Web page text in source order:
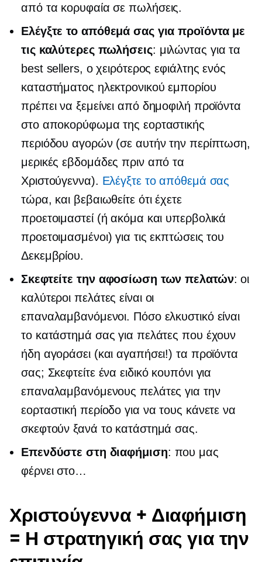
από τα κορυφαία σε πωλήσεις.
Ελέγξτε το απόθεμά σας για προϊόντα με
τις καλύτερες πωλήσεις: μιλώντας για τα
best sellers, ο χειρότερος εφιάλτης ενός
καταστήματος ηλεκτρονικού εμπορίου
πρέπει να ξεμείνει από δημοφιλή προϊόντα
στο αποκορύφωμα της εορταστικής
περιόδου αγορών (σε αυτήν την περίπτωση,
μερικές εβδομάδες πριν από τα
Χριστούγεννα). Ελέγξτε το απόθεμά σας
τώρα, και βεβαιωθείτε ότι έχετε
προετοιμαστεί (ή ακόμα και υπερβολικά
προετοιμασμένοι) για τις εκπτώσεις του
Δεκεμβρίου.
Σκεφτείτε την αφοσίωση των πελατών: οι
καλύτεροι πελάτες είναι οι
επαναλαμβανόμενοι. Πόσο ελκυστικό είναι
το κατάστημά σας για πελάτες που έχουν
ήδη αγοράσει (και αγαπήσει!) τα προϊόντα
σας; Σκεφτείτε ένα ειδικό κουπόνι για
επαναλαμβανόμενους πελάτες για την
εορταστική περίοδο για να τους κάνετε να
σκεφτούν ξανά το κατάστημά σας.
Επενδύστε στη διαφήμιση: που μας
φέρνει στο…
Χριστούγεννα + Διαφήμιση
= Η στρατηγική σας για την